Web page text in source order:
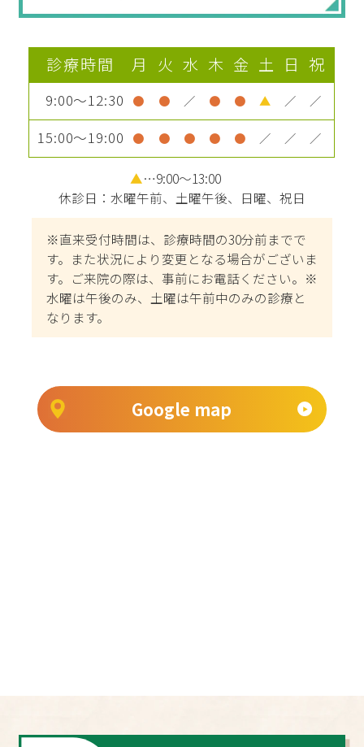
診療時間 月 火 水 木 金 土 日 祝
9:00～12:30 ● ● ／ ● ● ▲ ／ ／
15:00～19:00 ● ● ● ● ● ／ ／ ／
▲…9:00～13:00
休診日：水曜午前、土曜午後、日曜、祝日
※直来受付時間は、診療時間の30分前までで
す。また状況により変更となる場合がございま
す。ご来院の際は、事前にお電話ください。※
水曜は午後のみ、土曜は午前中のみの診療と
なります。
Google map